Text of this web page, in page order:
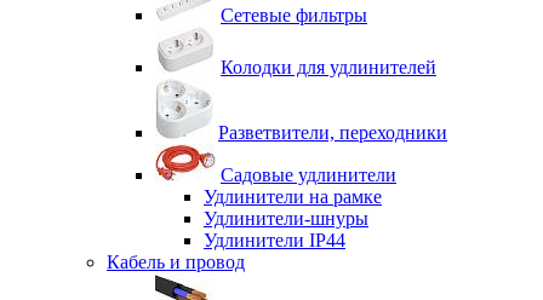
Сетевые фильтры
Колодки для удлинителей
Разветвители, переходники
Садовые удлинители
Удлинители на рамке
Удлинители-шнуры
Удлинители IP44
Кабель и провод